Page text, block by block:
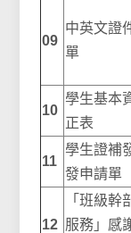
09
中英文證
單
10
學生基本
正表
11
學生證補
發申請單
12
「班級幹
服務」感